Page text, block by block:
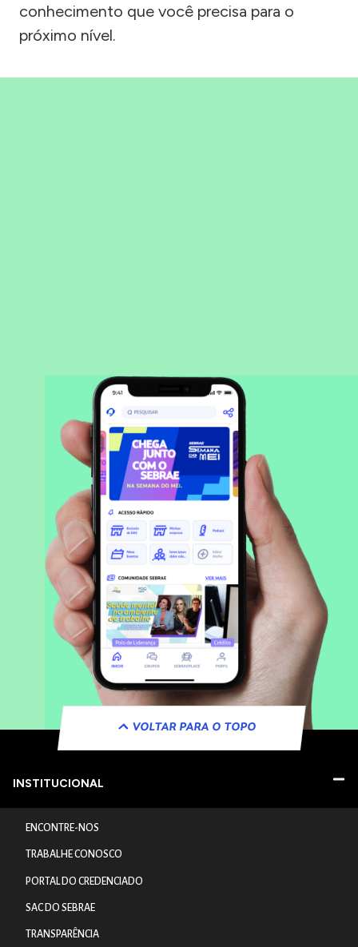
conhecimento que você precisa para o
próximo nível.
VOLTAR PARA O TOPO
INSTITUCIONAL
ENCONTRE-NOS
TRABALHE CONOSCO
PORTAL DO CREDENCIADO
SAC DO SEBRAE
TRANSPARÊNCIA